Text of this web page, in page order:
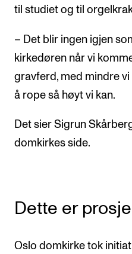
For ansatte og studenter
til studiet og til
– Det blir ingen igjen
kirkedøren når vi
gravferd, med mindre
å rope så høyt vi kan.
Det sier Sigrun
domkirkes side.
Dette er
Oslo domkirke tok